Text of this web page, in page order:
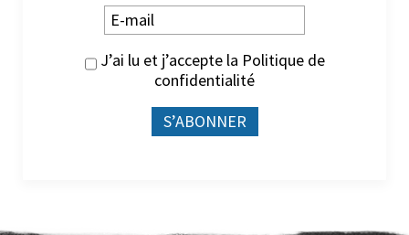
J’ai lu et j’accepte la Politique de
confidentialité